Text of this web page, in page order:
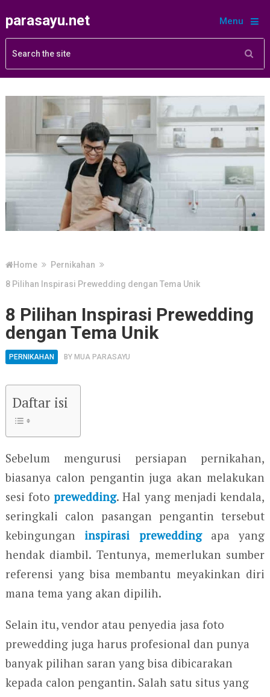
parasayu.net Menu
Home
Pernikahan
8 Pilihan Inspirasi Prewedding dengan Tema Unik
8 Pilihan Inspirasi Prewedding
dengan Tema Unik
PERNIKAHAN BY MUA PARASAYU
Daftar isi
Sebelum mengurusi persiapan pernikahan,
biasanya calon pengantin juga akan melakukan
sesi fotoprewedding. Hal yang menjadi kendala,
seringkali calon pasangan pengantin tersebut
kebingungan inspirasi preweddingapa yang
hendak diambil. Tentunya, memerlukan sumber
referensi yang bisa membantu meyakinkan diri
mana tema yang akan dipilih.
Selain itu, vendor atau penyedia jasa foto
prewedding juga harus profesional dan punya
banyak pilihan saran yang bisa dibicarakan
kepada calon pengantin. Salah satu situs yang